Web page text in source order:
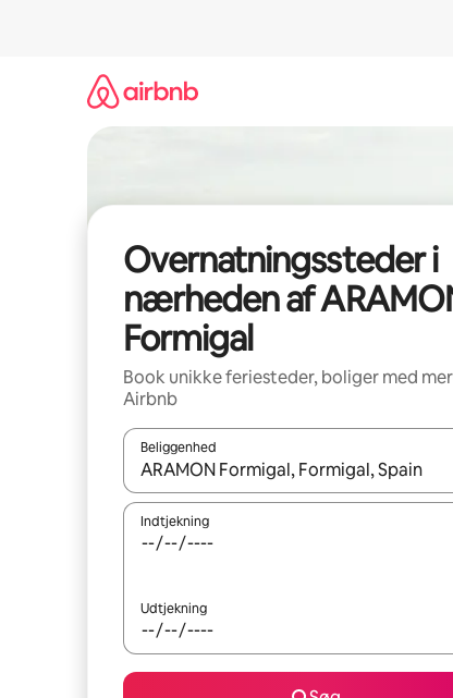
Overnatningssteder i
nærheden af
Formigal
Book unikke feriesteder, boliger med
Airbnb
Beliggenhed
Når resultaterne er tilgængelige, skal du
Indtjekning
Udtjekning